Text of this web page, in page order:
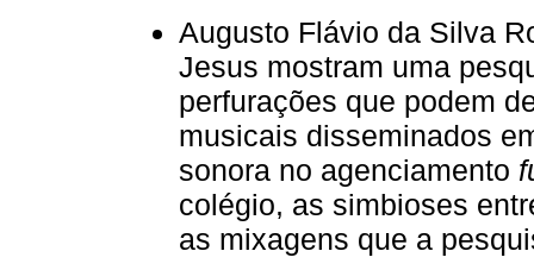
Augusto Flávio da Silva
Jesus mostram uma
perfurações que podem
musicais disseminados
sonora no agenciamento
colégio, as simbioses
as mixagens que a